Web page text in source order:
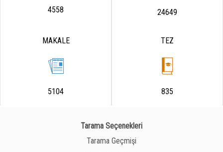
4558 24649
MAKALE
5104
TEZ
835
Tarama Seçenekleri
Tarama Geçmişi